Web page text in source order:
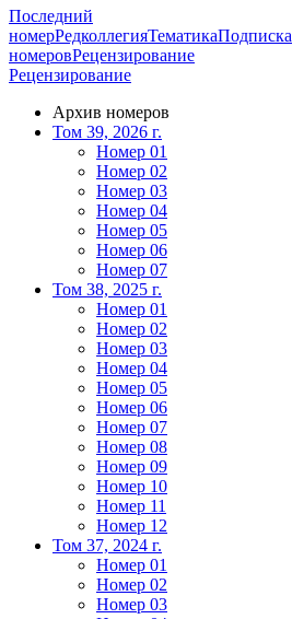
Последний
номерРедколлегияТематикаПодписка
номеровРецензирование
Рецензирование
Архив номеров
Том 39, 2026 г.
Номер 01
Номер 02
Номер 03
Номер 04
Номер 05
Номер 06
Номер 07
Том 38, 2025 г.
Номер 01
Номер 02
Номер 03
Номер 04
Номер 05
Номер 06
Номер 07
Номер 08
Номер 09
Номер 10
Номер 11
Номер 12
Том 37, 2024 г.
Номер 01
Номер 02
Номер 03